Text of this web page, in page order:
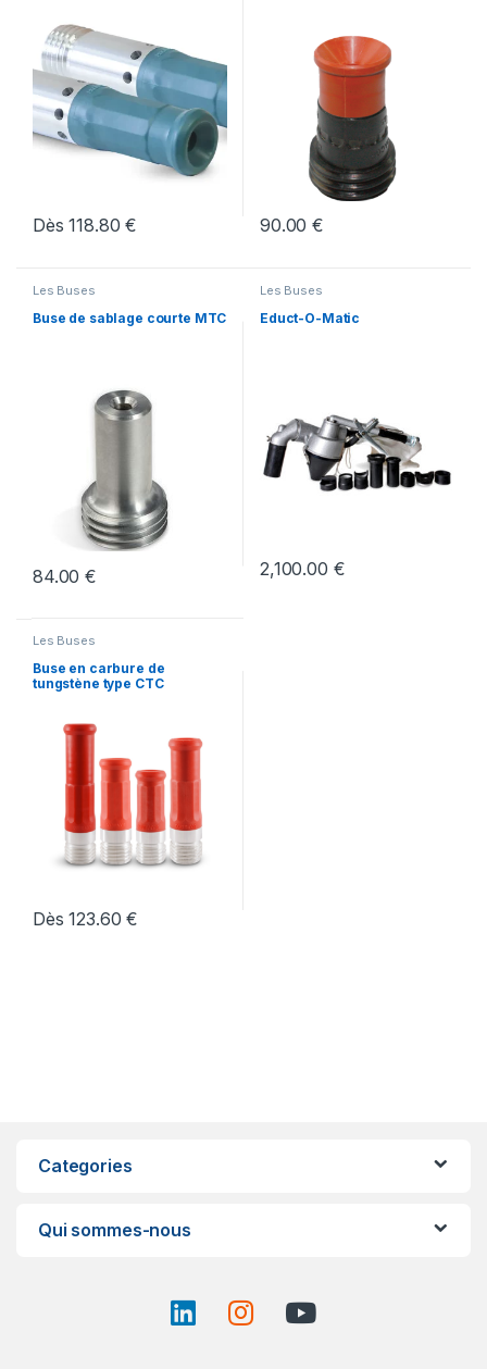
Dès118.80€ 90.00€
Les Buses
Buse de sablage courte MTC
84.00€
Les Buses
Educt-O-Matic
2,100.00 €
Les Buses
Buse en carbure de
tungstène type CTC
Dès123.60€
Categories
Qui sommes-nous